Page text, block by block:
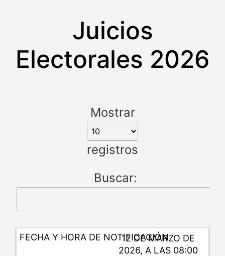
Juicios
Electorales 2026
Mostrar
registros
Buscar:
12 DE MARZO DE
2026, A LAS 08:00